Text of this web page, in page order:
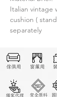
Italian vintage
cushion (
separately